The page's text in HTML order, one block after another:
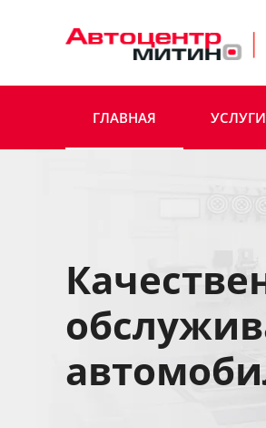
Skip to main content
ГЛАВНАЯ УСЛУГИ